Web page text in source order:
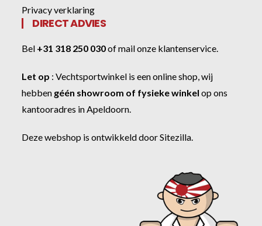
Privacy verklaring
DIRECT ADVIES
Bel +31 318 250 030ofmail onze klantenservice.
Let op :Vechtsportwinkel is een online shop, wij
hebben géén showroom of fysieke winkel op ons
kantooradres in Apeldoorn.
Deze webshop is ontwikkeld doorSitezilla.